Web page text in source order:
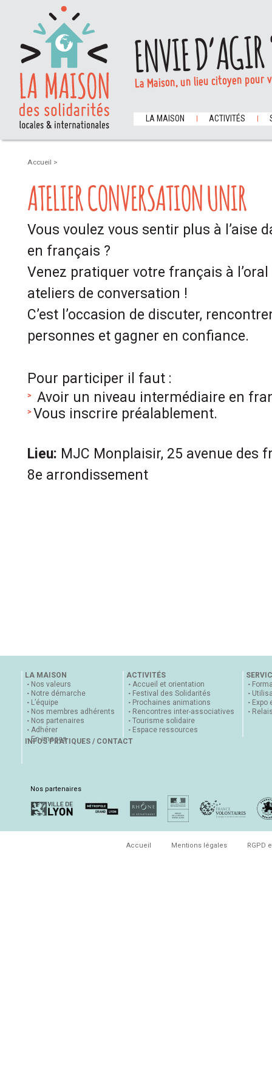
ENVIE
La Maison, un lieu citoyen
LA MAISON ACTIVITÉS
Accueil >
ATELIER CONVERSATION UNIR
Vous voulez vous sentir plus à l’aise
en français ?
Venez pratiquer votre français à
ateliers de conversation !
C’est l’occasion de discuter,
personnes et gagner en confiance.
Pour participer il faut :
Avoir un niveau intermédiaire en
Vous inscrire préalablement.
Lieu: MJC Monplaisir, 25 avenue des
8e arrondissement
LA MAISON
Nos valeurs
Notre démarche
L’équipe
Nos membres adhérents
Nos partenaires
Adhérer
En images
ACTIVITÉS
Accueil et orientation
Festival des Solidarités
Prochaines animations
Rencontres inter-associatives
Tourisme solidaire
Espace ressources
Expo
INFOS PRATIQUES / CONTACT
Nos partenaires
Accueil Mentions légales RGPD